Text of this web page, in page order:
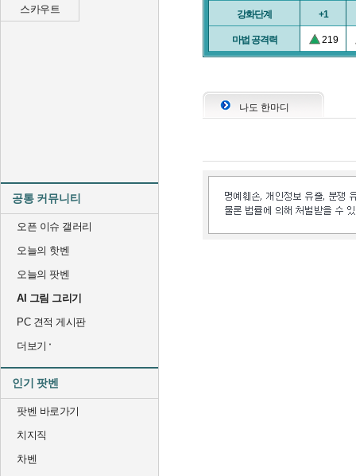
스카우트
공통 커뮤니티
오픈 이슈 갤러리
오늘의 핫벤
오늘의 팟벤
AI 그림 그리기
PC 견적 게시판
더보기
인기 팟벤
팟벤 바로가기
치지직
차벤
강화단계 +1
마법 공격력 219
나도 한마디